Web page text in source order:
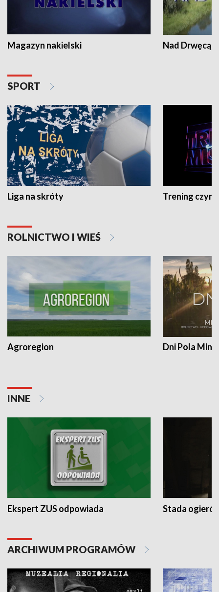
Magazyn nakielski Nad Drwęcą
SPORT
Liga na skróty Trening czyni
ROLNICTWO I WIEŚ
Agroregion Dni Pola
INNE
Ekspert ZUS odpowiada Stada
ARCHIWUM PROGRAMÓW